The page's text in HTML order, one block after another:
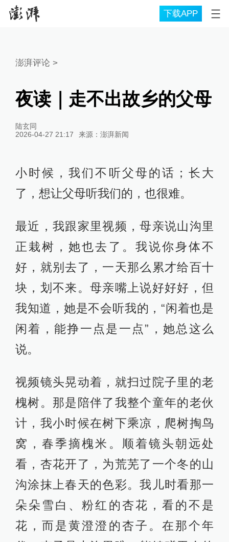
下载APP
澎湃评论 >
夜读｜走不出故乡的父母
陆玄同
2026-04-27 21:17
来源： 澎湃新闻
小时候，我们不听父母的话；长大
了，想让父母听我们的，也很难。
最近，我跟家里视频，母亲说山沟里
正栽树，她也去了。我说你身体不
好，就别去了，一天那么累才给百十
块，划不来。母亲嘴上说好好好，但
我知道，她是不会听我的，“闲着也是
闲着，能挣一点是一点”，她总这么
说。
视频镜头晃动着，就扫过院子里的老
槐树。那是陪伴了我整个童年的老伙
计，我小时候在树下乘凉，爬树掏鸟
窝，春季摘槐米。顺着镜头朝远处
看，杏花开了，为荒芜了一个冬的山
沟涂抹上春天的色彩。我儿时看那一
朵朵雪白、粉红的杏花，看的不是
花，而是黄澄澄的杏子。在那个年